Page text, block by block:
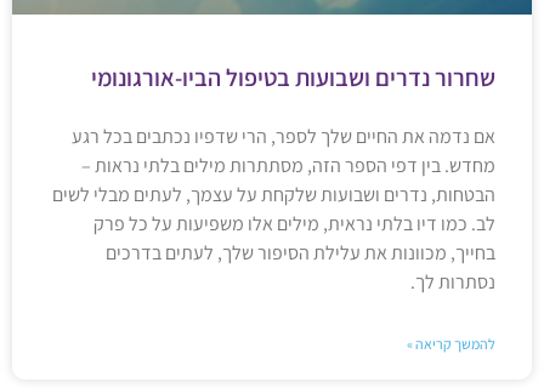
שחרור נדרים ושבועות בטיפול הביו-אורגונומי
אם נדמה את החיים שלך לספר, הרי שדפיו נכתבים בכל רגע
מחדש. בין דפי הספר הזה, מסתתרות מילים בלתי נראות –
הבטחות, נדרים ושבועות שלקחת על עצמך, לעתים מבלי לשים
לב. כמו דיו בלתי נראית, מילים אלו משפיעות על כל פרק
בחייך, מכוונות את עלילת הסיפור שלך, לעתים בדרכים
נסתרות לך.
להמשך קריאה »